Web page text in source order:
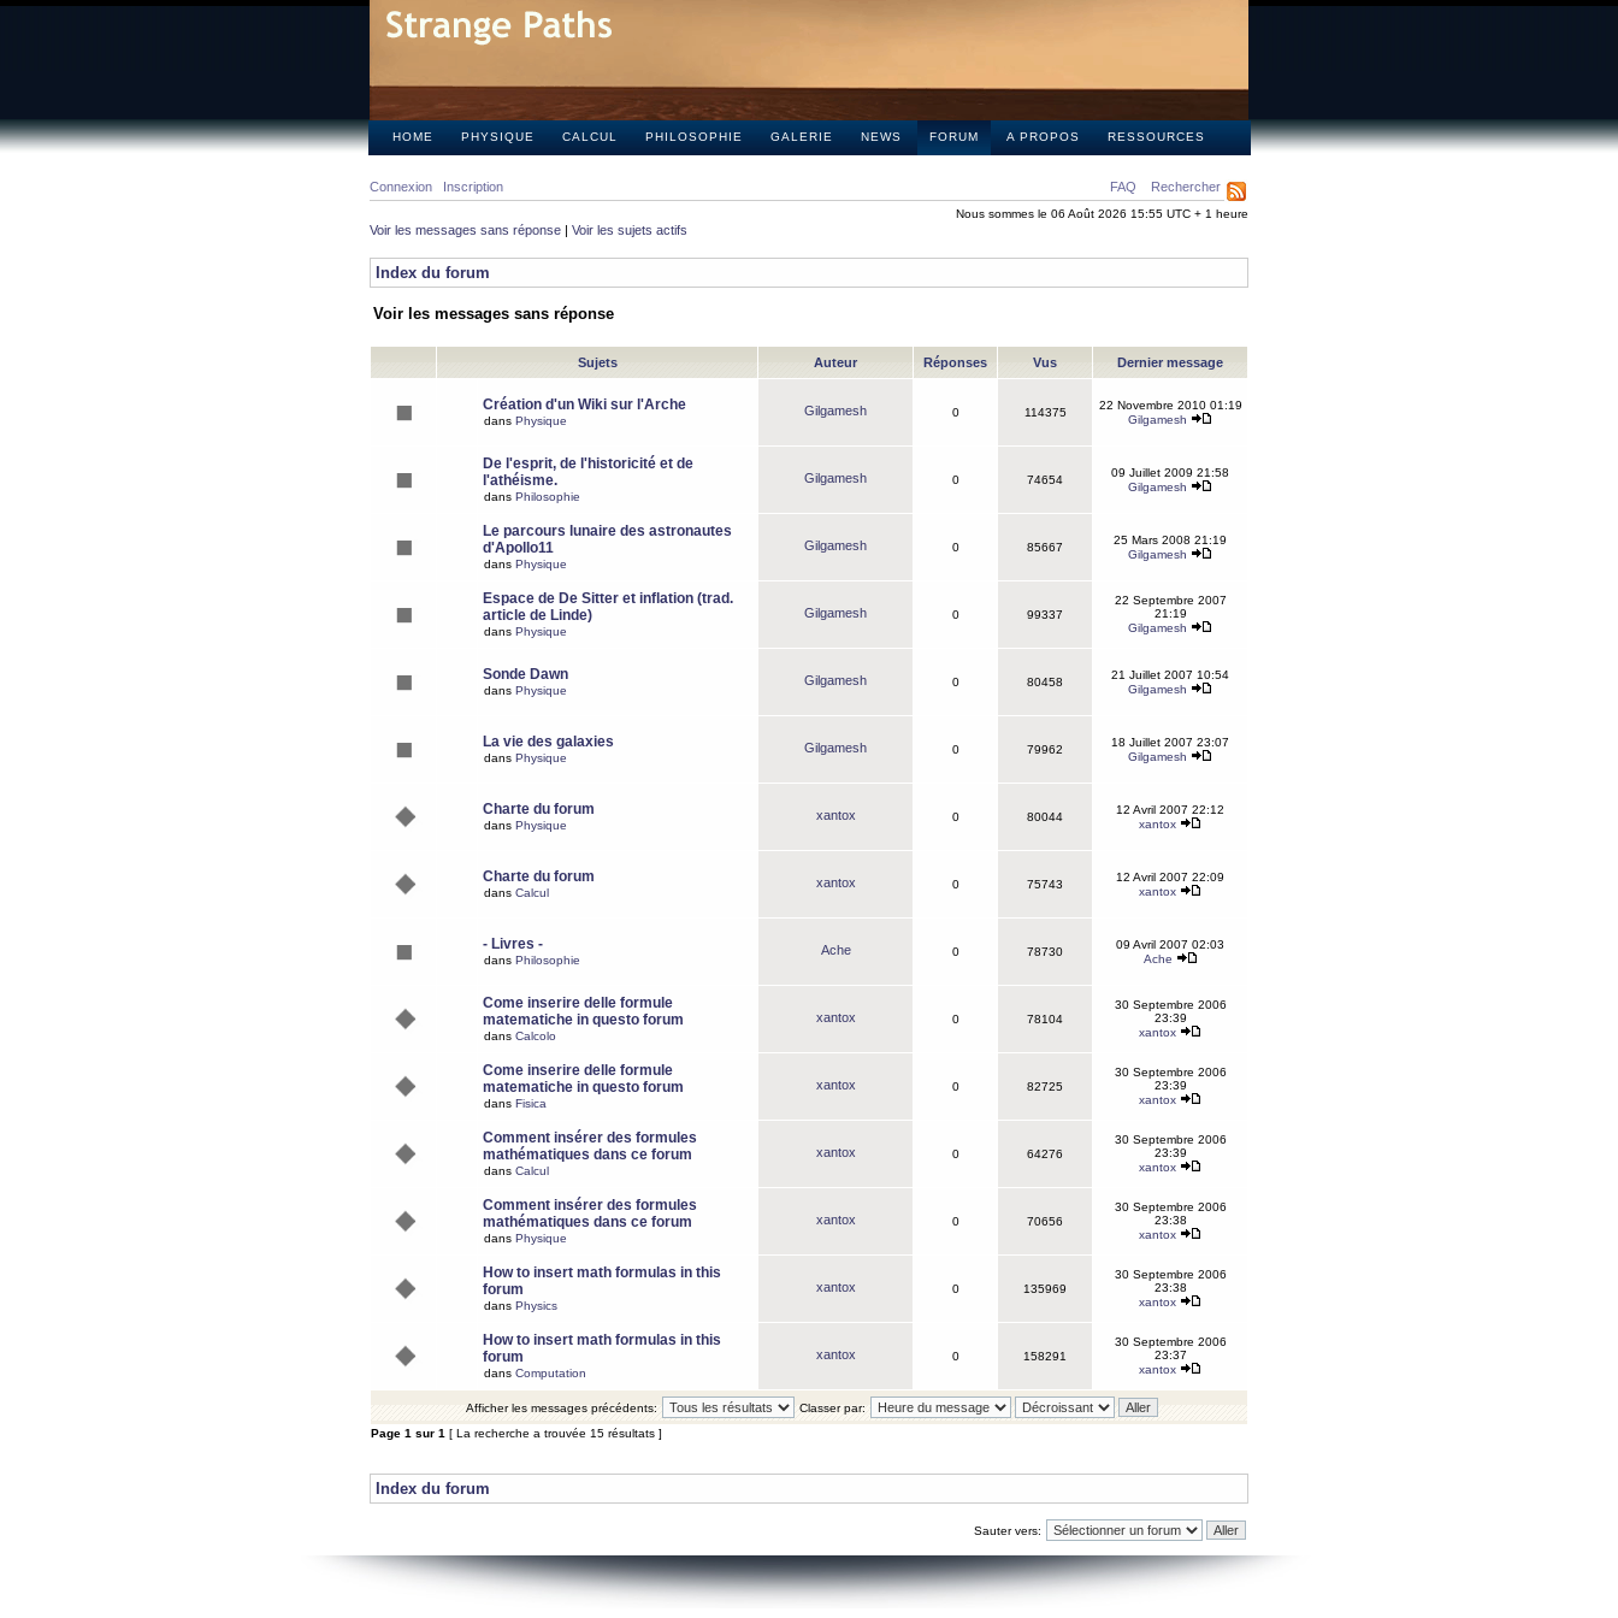
HOME PHYSIQUE CALCUL PHILOSOPHIE GALERIE NEWS FORUM A PROPOS RESSOURCES
FAQ Rechercher
Connexion Inscription
Nous sommes le 06 Août 2026 15:55 UTC + 1 heure
Voir les messages sans réponse | Voir les sujets actifs
Index du forum
Voir les messages sans réponse
Sujets Auteur Réponses Vus Dernier message
Création d'un Wiki sur l'Arche
dans Physique
Gilgamesh 0 114375
22 Novembre 2010 01:19
Gilgamesh
De l'esprit, de l'historicité et de
l'athéisme.
dans Philosophie
Gilgamesh 0 74654
09 Juillet 2009 21:58
Gilgamesh
Le parcours lunaire des astronautes
d'Apollo11
dans Physique
Gilgamesh 0 85667
25 Mars 2008 21:19
Gilgamesh
Espace de De Sitter et inflation (trad.
article de Linde)
dans Physique
Gilgamesh 0 99337
22 Septembre 2007
21:19
Gilgamesh
Sonde Dawn
dans Physique
Gilgamesh 0 80458
21 Juillet 2007 10:54
Gilgamesh
La vie des galaxies
dans Physique
Gilgamesh 0 79962
18 Juillet 2007 23:07
Gilgamesh
Charte du forum
dans Physique
xantox 0 80044
12 Avril 2007 22:12
xantox
Charte du forum
dans Calcul
xantox 0 75743
12 Avril 2007 22:09
xantox
- Livres -
dans Philosophie
Ache 0 78730
09 Avril 2007 02:03
Ache
Come inserire delle formule
matematiche in questo forum
dans Calcolo
xantox 0 78104
30 Septembre 2006
23:39
xantox
Come inserire delle formule
matematiche in questo forum
dans Fisica
xantox 0 82725
30 Septembre 2006
23:39
xantox
Comment insérer des formules
mathématiques dans ce forum
dans Calcul
xantox 0 64276
30 Septembre 2006
23:39
xantox
Comment insérer des formules
mathématiques dans ce forum
dans Physique
xantox 0 70656
30 Septembre 2006
23:38
xantox
How to insert math formulas in this
forum
dans Physics
xantox 0 135969
30 Septembre 2006
23:38
xantox
How to insert math formulas in this
forum
dans Computation
xantox 0 158291
30 Septembre 2006
23:37
xantox
Afficher les messages précédents:
Classer par:
Page 1 sur 1 [ La recherche a trouvée 15 résultats ]
Index du forum
Sauter vers: